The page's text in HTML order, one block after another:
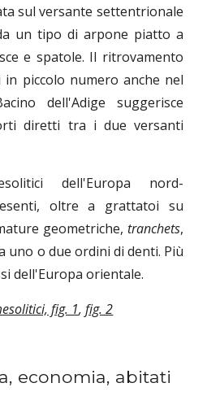
sul versante settentrionale
un tipo di arpone piatto a
e spatole. Il ritrovamento
piccolo numero anche nel
dell'Adige suggerisce
diretti tra i due versanti
dell'Europa nord-
oltre a grattatoi su
geometriche, tranchets,
uno o due ordini di denti. Più
dell'Europa orientale.
fig. 1,fig. 2
economia, abitati